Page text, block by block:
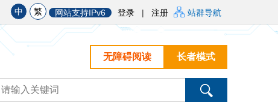
中 繁 网站支持IPv6 登录 | 注册 站群导航
长者模式
无障碍阅读